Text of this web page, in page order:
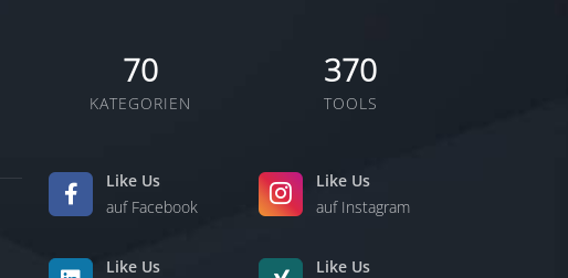
70
KATEGORIEN
370
TOOLS
Like Us
auf Facebook
Like Us
auf Instagram
Like Us
Like Us